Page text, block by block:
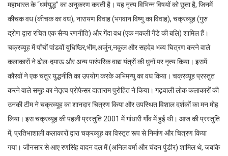
महाभारत के “धर्मयुद्ध” का अनुकरण करती है। यह नृत्य विभिन्न विषयों को छूता है, जिनमें
कीचक वध (कीचक का वध), नारायण विवाह (भगवान विष्णु का विवाह), चक्रव्यूह (गुरु
द्रोण द्वारा रचित एक सैन्य रणनीति) और गेंदा वध (एक नकली गैंडे की बलि) शामिल हैं।
चक्रव्यूह में पाँचों पांडवों युधिष्ठिर,भीम,अर्जुन,नकुल और सहदेव भव्य चित्रण करने वाले
कलाकारों ने ढोल-दमाऊ और अन्य पारंपरिक वाद्य यंत्रों की धुनों पर नृत्य किया। इसमें
कौरवों ने एक चतुर युद्धनीति का उपयोग करके अभिमन्यु का वध किया। चक्रव्यूह प्रस्तुत
करने वाले समूह का नेतृत्व प्रोफेसर दाताराम पुरोहित ने किया। गढ़वाली लोक कलाकारों की
उनकी टीम ने चक्रव्यूह का शानदार चित्रण किया और उपस्थित विशाल दर्शकों का मन मोह
लिया। इस चक्रव्यूह की पहली प्रस्तुति 2001 में गांधारी गाँव में हुई थी। आज की प्रस्तुति
में, प्रतिभाशाली कलाकारों द्वारा चक्रव्यूह का विस्तृत रूप से निर्माण और चित्रण किया
गया। जौनसार से आए रणसिंह वादन दल में (अनिल वर्मा और चंदन पुंडीर) शामिल थे, जबकि